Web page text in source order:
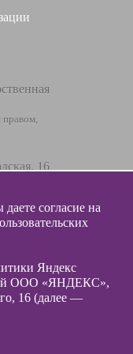
правом,
16
«
согласие на
Яндекс
ООО «ЯНДЕКС»,
16 (далее —